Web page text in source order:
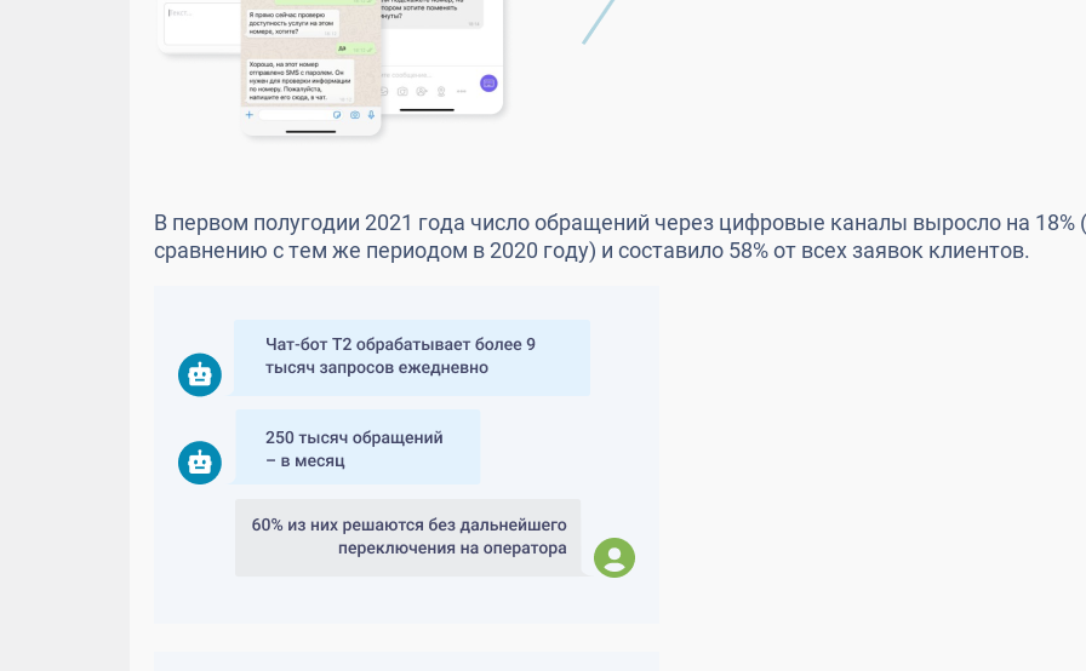
В первом полугодии 2021 года число обращений через цифровые каналы выросло на 18%
сравнению с тем же периодом в 2020 году) и составило 58% от всех заявок клиентов.